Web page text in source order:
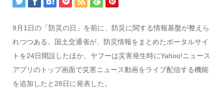
9月1日の「防災の日」を前に、防災に関する情報基盤が整えら
れつつある。国土交通省が、防災情報をまとめたポータルサイ
トを24日開設したほか、ヤフーは災害発生時にYahoo!ニュース
アプリのトップ画面で災害ニュース動画をライブ配信する機能
を追加したと28日に発表した。